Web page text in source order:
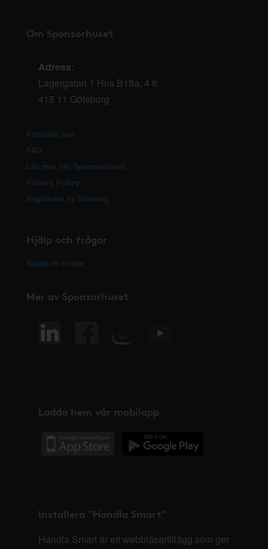
Om Sponsorhuset
Adress:
Lagergatan 1 Hus B19a, 4 tr
415 11 Göteborg
Kontakta oss
FAQ
Läs mer om Sponsorhuset
Privacy Policy
Registrera ny förening
Hjälp och frågor
Skapa ett ärende
Mer av Sponsorhuset
Ladda hem vår mobilapp
Installera "Handla Smart"
Handla Smart är ett webbläsartillägg som ger